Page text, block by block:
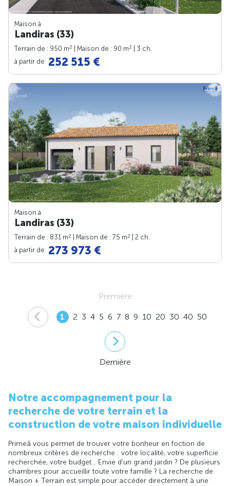
Maison à
Landiras (33)
Terrain de : 950 m2 | Maison de : 90 m2
| 3 ch.
à partir de 252 515 €
Maison à
Landiras (33)
Terrain de : 831 m2 | Maison de : 75 m2
| 2 ch.
à partir de 273 973 €
Première
1 2 3 4 5 6 7 8 9 10 20 30 40 50
Dernière
Notre accompagnement pour la
recherche de votre terrain et la
construction de votre maison individuelle
Primeâ vous permet de trouver votre bonheur en foction de
nombreux critères de recherche : votre localité, votre superficie
recherchée, votre budget... Envie d'un grand jardin ? De plusieurs
chambres pour accueillir toute votre famille ? La recherche de
Maison + Terrain est simple pour accéder directement à une